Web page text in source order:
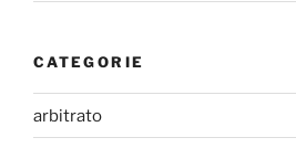
CATEGORIE
arbitrato